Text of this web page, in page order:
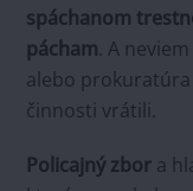
spáchanom
pácham. A
alebo
činnosti vrátili.
Policajný zbor a